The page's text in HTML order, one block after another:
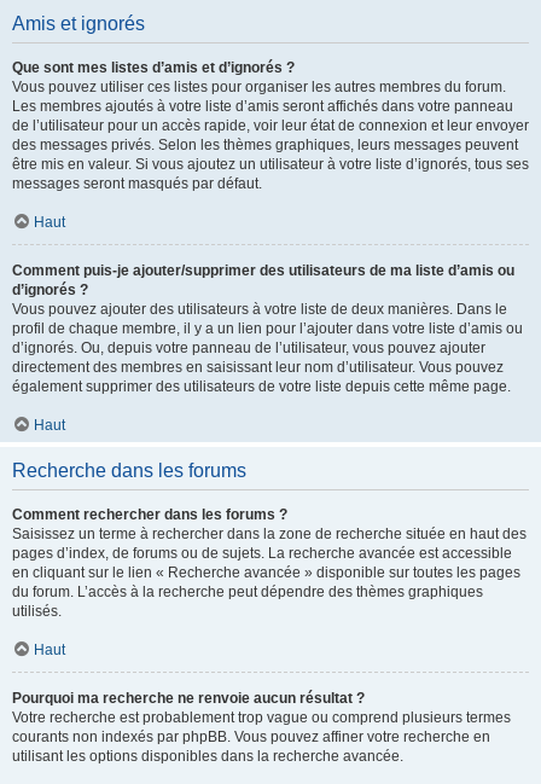
Amis et ignorés
Que sont mes listes d’amis et d’ignorés ?
Vous pouvez utiliser ces listes pour organiser les autres membres du forum.
Les membres ajoutés à votre liste d’amis seront affichés dans votre panneau
de l’utilisateur pour un accès rapide, voir leur état de connexion et leur envoyer
des messages privés. Selon les thèmes graphiques, leurs messages peuvent
être mis en valeur. Si vous ajoutez un utilisateur à votre liste d’ignorés, tous ses
messages seront masqués par défaut.
Haut
Comment puis-je ajouter/supprimer des utilisateurs de ma liste d’amis ou
d’ignorés ?
Vous pouvez ajouter des utilisateurs à votre liste de deux manières. Dans le
profil de chaque membre, il y a un lien pour l’ajouter dans votre liste d’amis ou
d’ignorés. Ou, depuis votre panneau de l’utilisateur, vous pouvez ajouter
directement des membres en saisissant leur nom d’utilisateur. Vous pouvez
également supprimer des utilisateurs de votre liste depuis cette même page.
Haut
Recherche dans les forums
Comment rechercher dans les forums ?
Saisissez un terme à rechercher dans la zone de recherche située en haut des
pages d’index, de forums ou de sujets. La recherche avancée est accessible
en cliquant sur le lien « Recherche avancée » disponible sur toutes les pages
du forum. L’accès à la recherche peut dépendre des thèmes graphiques
utilisés.
Haut
Pourquoi ma recherche ne renvoie aucun résultat ?
Votre recherche est probablement trop vague ou comprend plusieurs termes
courants non indexés par phpBB. Vous pouvez affiner votre recherche en
utilisant les options disponibles dans la recherche avancée.